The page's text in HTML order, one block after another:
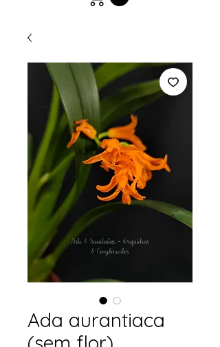
Ada aurantiaca